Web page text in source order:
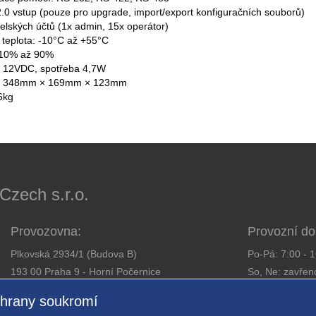
soukromí
vstup (pouze pro upgrade, import/export konfiguračních souborů)
účtů (1x admin, 15x operátor)
-10°C až +55°C
až 90%
12VDC, spotřeba 4,7W
348mm × 169mm × 123mm
s.r.o.
Provozovna:
Plkovská 2934/1 (Budova B)
193 00 Praha 9 - Horní Počernice
Email:obchod@expressalarm.cz
Provozní
Po-Pá: 7:00 -
So, Ne: